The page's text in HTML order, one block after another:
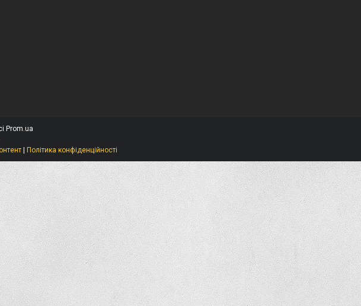
Prom.ua
| Політика конфіденційності